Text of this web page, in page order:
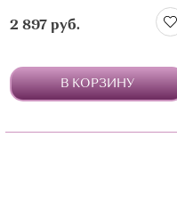
2 897 руб.
В КОРЗИНУ